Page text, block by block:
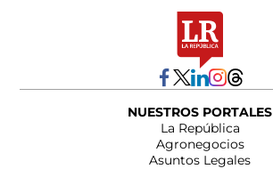
NUESTROS PORTALES
La República
Agronegocios
Asuntos Legales